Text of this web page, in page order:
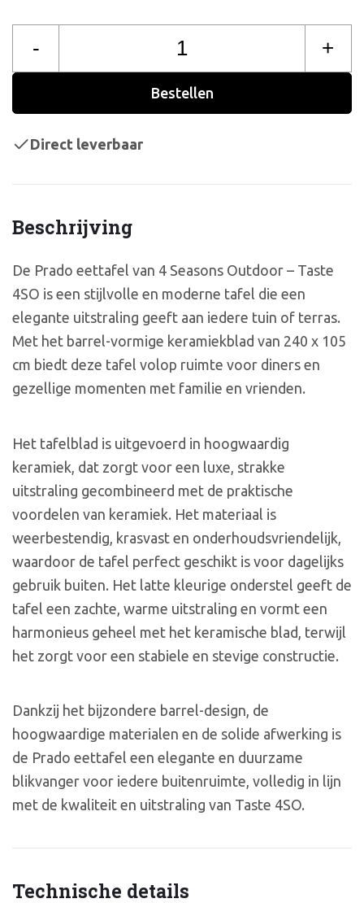
Beschrijving
De Prado eettafel van 4 Seasons Outdoor – Taste
4SO is een stijlvolle en moderne tafel die een
elegante uitstraling geeft aan iedere tuin of terras.
Met het barrel-vormige keramiekblad van 240 x 105
cm biedt deze tafel volop ruimte voor diners en
gezellige momenten met familie en vrienden.
Het tafelblad is uitgevoerd in hoogwaardig
keramiek, dat zorgt voor een luxe, strakke
uitstraling gecombineerd met de praktische
voordelen van keramiek. Het materiaal is
weerbestendig, krasvast en onderhoudsvriendelijk,
waardoor de tafel perfect geschikt is voor dagelijks
gebruik buiten. Het latte kleurige onderstel geeft de
tafel een zachte, warme uitstraling en vormt een
harmonieus geheel met het keramische blad, terwijl
het zorgt voor een stabiele en stevige constructie.
Dankzij het bijzondere barrel-design, de
hoogwaardige materialen en de solide afwerking is
de Prado eettafel een elegante en duurzame
blikvanger voor iedere buitenruimte, volledig in lijn
met de kwaliteit en uitstraling van Taste 4SO.
Technische details
- +
Bestellen
Direct leverbaar